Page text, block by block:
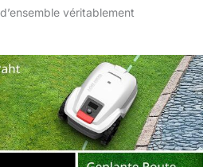
véritablement